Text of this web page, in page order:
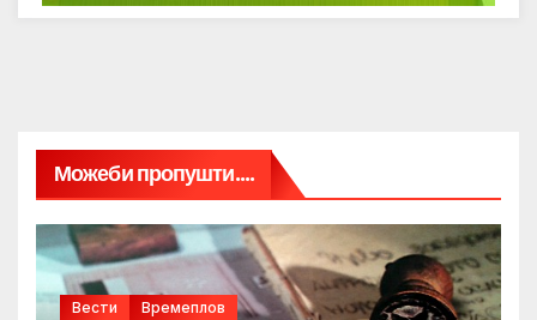
Можеби пропушти....
Вести Времеплов